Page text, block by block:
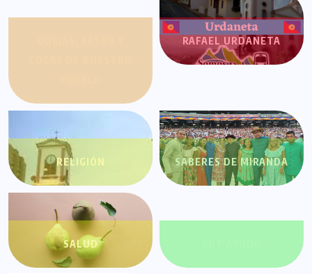
RAFAEL URDANETA
RELIGIÓN SABERES DE MIRANDA
SALUD